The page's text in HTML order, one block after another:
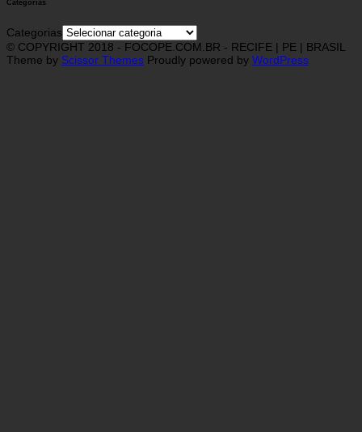
Categorias
Categorias
© COPYRIGHT 2018 - FOCOPE.COM.BR - RECIFE | PE | BRASIL
Theme by Scissor Themes Proudly powered by WordPress